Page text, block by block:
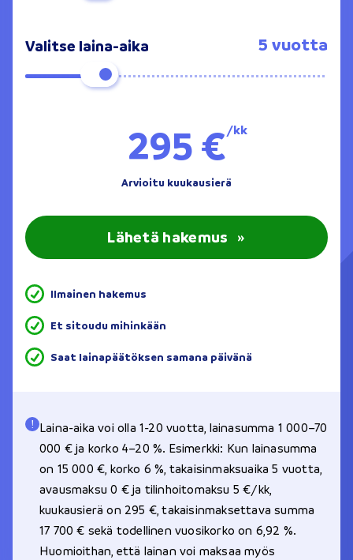
Valitse laina-aika 5 vuotta
295 €/kk
Arvioitu kuukausierä
Lähetä hakemus »
Ilmainen hakemus
Et sitoudu mihinkään
Saat lainapäätöksen samana päivänä
Laina-aika voi olla 1-20 vuotta, lainasumma 1 000–70
000 € ja korko 4–20 %. Esimerkki: Kun lainasumma
on 15 000 €, korko 6 %, takaisinmaksuaika 5 vuotta,
avausmaksu 0 € ja tilinhoitomaksu 5 €/kk,
kuukausierä on 295 €, takaisinmaksettava summa
17 700 € sekä todellinen vuosikorko on 6,92 %.
Huomioithan, että lainan voi maksaa myös